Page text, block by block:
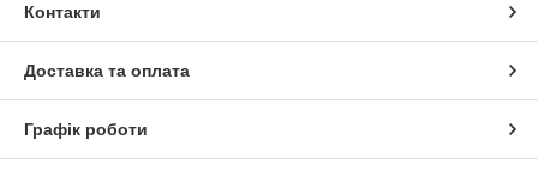
Контакти
Доставка та оплата
Графік роботи